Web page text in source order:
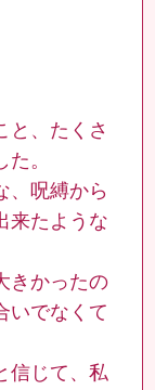
と、たくさ
。
、呪縛から
来たような
きかったの
いでなくて
信じて、私